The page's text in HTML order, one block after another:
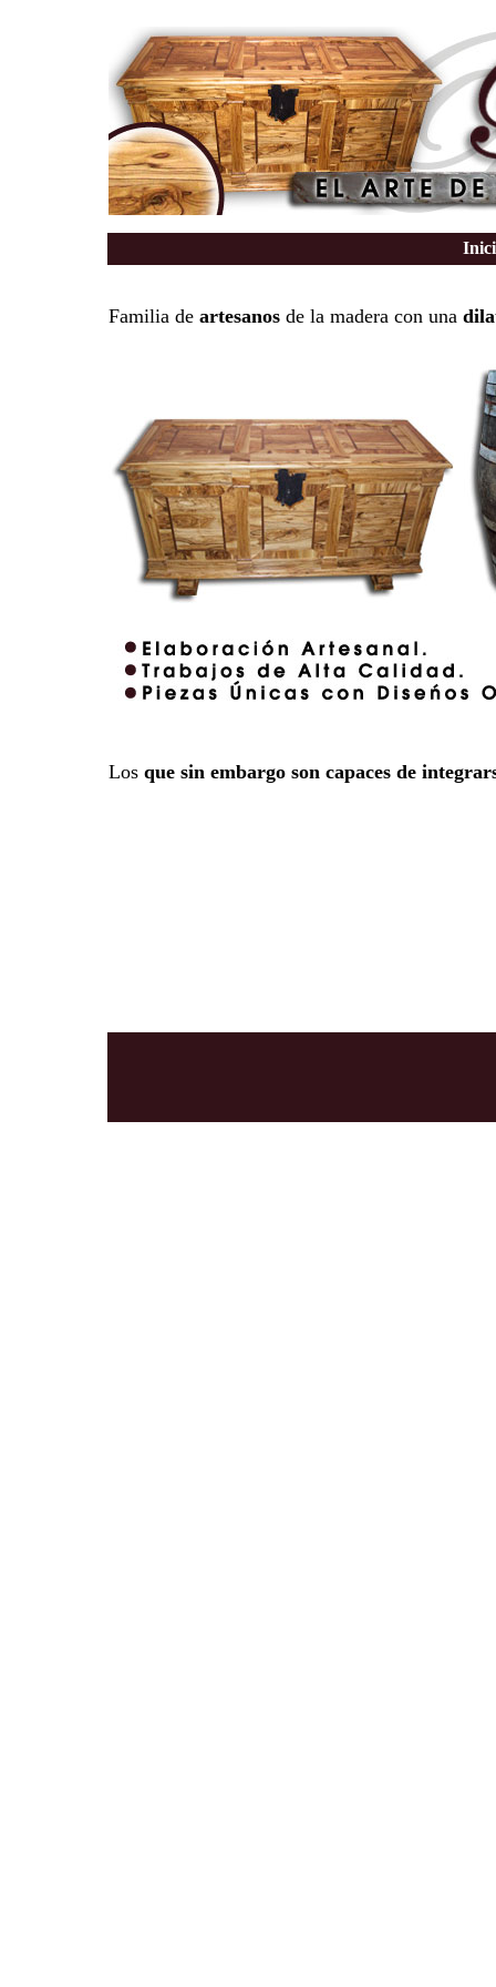
Familia de artesanosde la madera con una
Los que sin embargo son capaces de